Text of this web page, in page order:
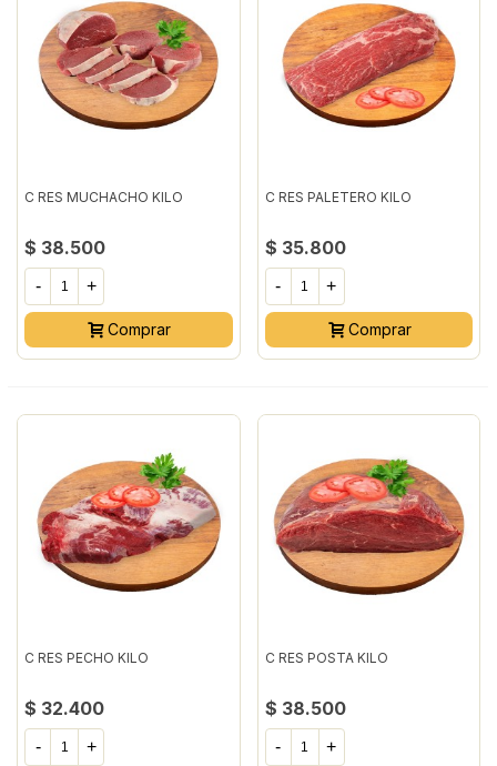
C RES MUCHACHO KILO
$ 38.500
- +
Comprar
C RES PALETERO KILO
$ 35.800
- +
Comprar
C RES PECHO KILO
$ 32.400
- +
C RES POSTA KILO
$ 38.500
- +